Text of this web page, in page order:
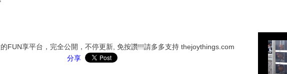
FUN享平台，完全公開，不停更新, 免按讚!!!請多多支持 thejoythings.com
分享